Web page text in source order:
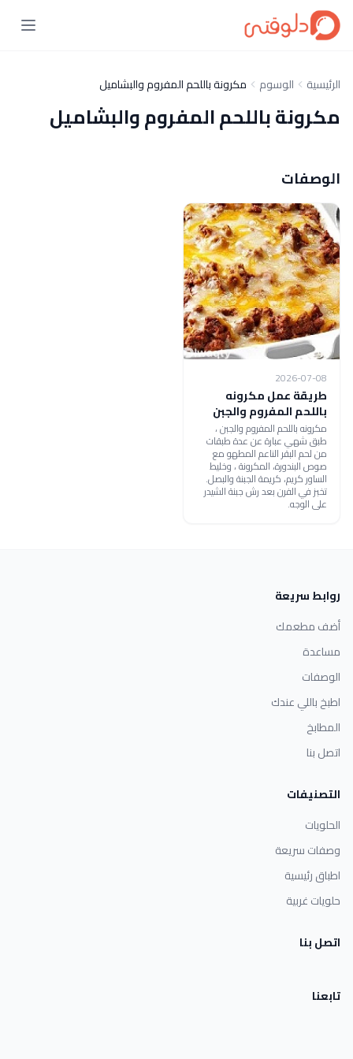
الرئيسية الوسوم مكرونة باللحم المفروم والبشاميل
مكرونة باللحم المفروم والبشاميل
الوصفات
2026-07-08
طريقة عمل مكرونه
باللحم المفروم والجبن
مكرونه باللحم المفروم والجبن ،
طبق شهي عبارة عن عدة طبقات
من لحم البقر الناعم المطهو مع
صوص البندورة، المكرونة ، وخليط
الساور كريم، كريمة الجبنة والبصل.
تخبز في الفرن بعد رش جبنة الشيدر
على الوجه.
روابط سريعة
أضف مطعمك
مساعدة
الوصفات
اطبخ باللي عندك
المطابخ
اتصل بنا
التصنيفات
الحلويات
وصفات سريعة
اطباق رئيسية
حلويات غربية
اتصل بنا
تابعنا